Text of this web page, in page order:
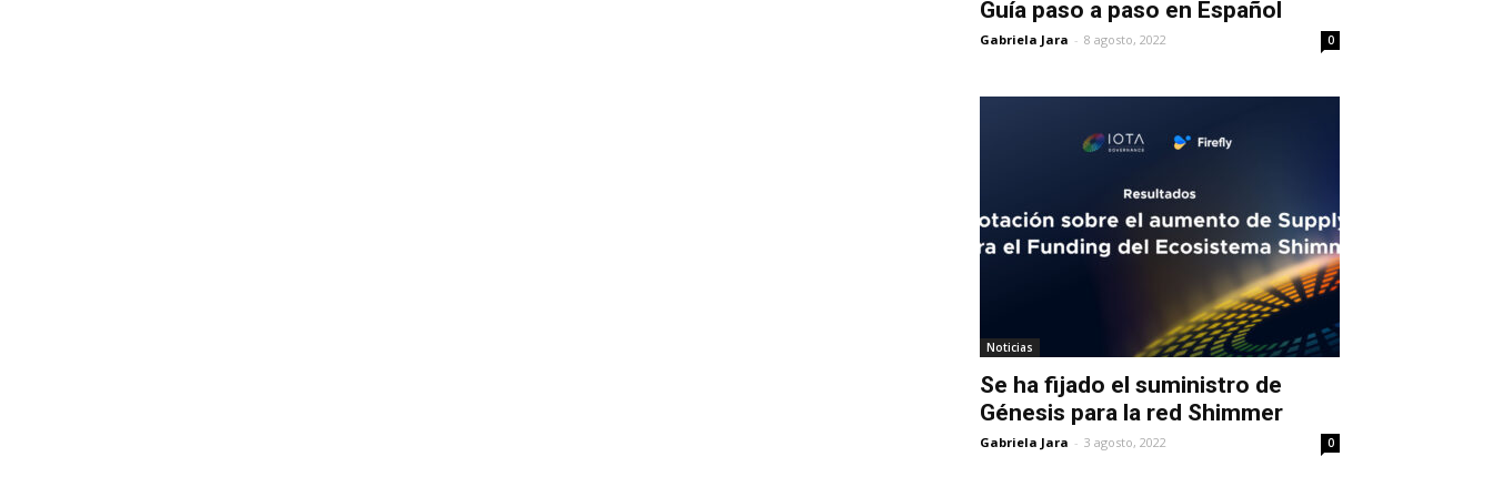
Guía paso a paso en Español
Gabriela Jara - 8 agosto, 2022 0
Noticias
Se ha fijado el suministro de
Génesis para la red Shimmer
Gabriela Jara - 3 agosto, 2022 0